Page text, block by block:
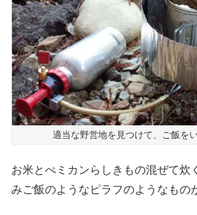
適当な野営地を見つけて、ご飯を
お米とぺミカンらしきもの混ぜて炊
みご飯のようなピラフのようなもの